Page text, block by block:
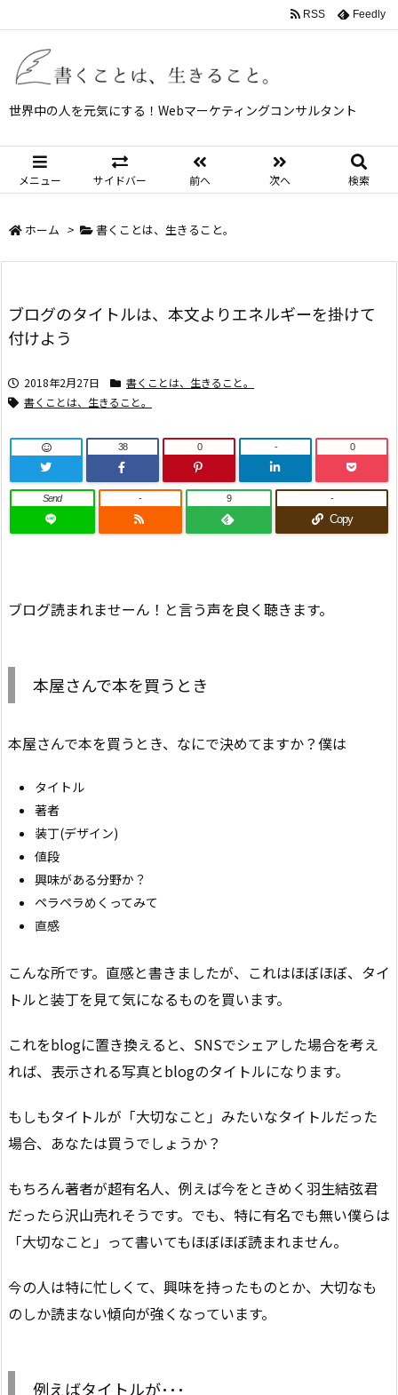
世界中の人を元気にする！Webマーケティングコンサルタント
メニュー サイドバー 前へ 次へ 検索
RSS Feedly
ホーム > 書くことは、生きること。
ブログのタイトルは、本文よりエネルギーを掛けて
付けよう
2018年2月27日
書くことは、生きること。
書くことは、生きること。
38 0 - 0
Send - 9
Copy
-
ブログ読まれませーん！と言う声を良く聴きます。
本屋さんで本を買うとき
本屋さんで本を買うとき、なにで決めてますか？僕は
タイトル
著者
装丁(デザイン)
値段
興味がある分野か？
ペラペラめくってみて
直感
こんな所です。直感と書きましたが、これはほぼほぼ、タイ
トルと装丁を見て気になるものを買います。
これをblogに置き換えると、SNSでシェアした場合を考え
れば、表示される写真とblogのタイトルになります。
もしもタイトルが「大切なこと」みたいなタイトルだった
場合、あなたは買うでしょうか？
もちろん著者が超有名人、例えば今をときめく羽生結弦君
だったら沢山売れそうです。でも、特に有名でも無い僕らは
「大切なこと」って書いてもほぼほぼ読まれません。
今の人は特に忙しくて、興味を持ったものとか、大切なも
のしか読まない傾向が強くなっています。
例えばタイトルが･･･